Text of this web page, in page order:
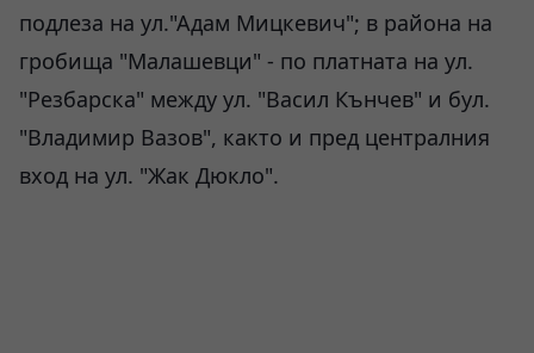
подлеза на ул."Адам Мицкевич"; в района на
гробища "Малашевци" - по платната на ул.
"Резбарска" между ул. "Васил Кънчев" и бул.
"Владимир Вазов", както и пред централния
вход на ул. "Жак Дюкло".